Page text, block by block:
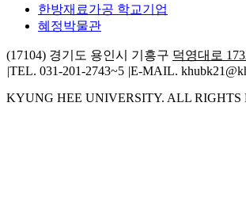
한방재료가공 학교기업
혜정박물관
(17104) 경기도 용인시 기흥구 덕영대로
|TEL. 031-201-2743~5 |E-MAIL.
KYUNG HEE UNIVERSITY. ALL RIGHTS